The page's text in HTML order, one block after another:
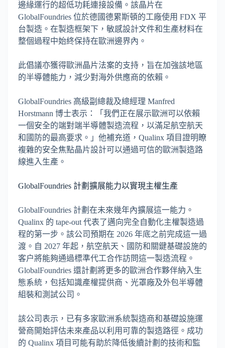
邊緣運行的超低功耗連接設備。該晶片在
GlobalFoundries 位於德國德累斯頓的工廠使用 FDX 平
台製造。在製造框架下，敏感設計文件和生產材料在
整個過程中始終保持在歐洲邊界內。
此倡議亦獲得歐洲晶片法案的支持，旨在加強該地區
的半導體能力，減少對海外供應商的依賴。
GlobalFoundries 高級副總裁及總經理 Manfred
Horstmann 博士表示：「我們正在展示歐洲可以依賴
一個安全的端對端半導體製造流程，以滿足航空航天
和國防的最高要求。」他補充道，Qualinx 項目證明瞭
複雜的安全焦點晶片設計可以通過可信的歐洲製造路
線進入生產。
GlobalFoundries 計劃擴展能力以實現主權生產
GlobalFoundries 計劃在未來幾年內擴展這一能力。
Qualinx 的 tape-out 代表了邁向完全自動化主權製造過
程的第一步。該公司預期在 2026 年底之前完成這一過
渡。自 2027 年起，航空航天、國防和關鍵基礎設施的
客户將能夠通過標準代工合作訪問這一製造流程。
GlobalFoundries 還計劃將更多的歐洲合作夥伴納入生
態系統，包括知識產權提供商、光罩廠及外包半導體
組裝和測試公司。
該公司表示，已有多家歐洲系統製造商和基礎設施運
營商開始評估未來產品以利用可靠的製造路徑。成功
的 Qualinx 項目可能有助於降低後續計劃的技術和監